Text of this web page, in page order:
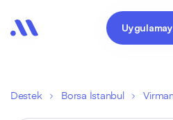
Destek Borsa İstanbul